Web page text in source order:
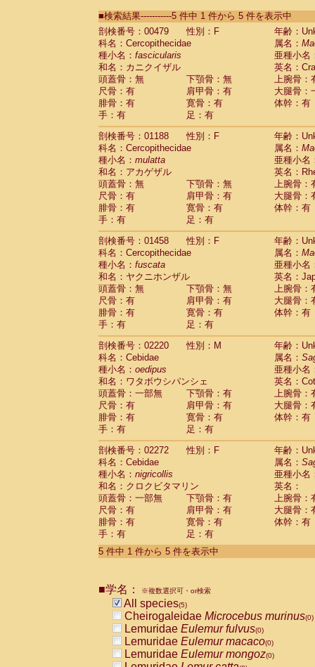
CebidaeSaguinus labiatus(0)
Cebidae Saguinus leucopus (0)
CebidaeSaguinus midas
CebidaeSaguinus mystax
CebidaeSaguinus nigricollis (1)
Cebidae Saguinus oedipus
Cebidae Saguinus weddelli
Cebidae Saguinusspp.
Cebidae Aotus trivirgatus
Cebidae Cebus albifrons
CebidaeCebus apella
Cebidae
CebidaeCebus nigrivittatus
Cebidae Cebusspp.(0)
Cebidae Saimiri boliviensis
Cebidae Saimiri sciureus
Atelidae Alouatta caraya
AtelidaeAlouatta fusca
AtelidaeAlouatta seniculus
AtelidaeAlouatta
Atelidae Ateles belzebuth
Atelidae Ateles geoffroyi
Atelidae Ateles paniscus
Atelidae Atelesspp.
Atelidae Lagothrix lagothricha
AtelidaeLagothrix lagothricha cana(0)
Pitheciidae
Cacajao calvus
Pitheciidae
Callicebus cupreus(0)
Pitheciidae Callicebus donacophilus(0)
PitheciidaeCallicebus moloch(0)
Pitheciidae Callicebus torquatus(0)
Pitheciidae Callicebus
Pitheciidae Chiropotes satanas
Pitheciidae Pithecia monachus
Pitheciidae Pithecia pithecia (0)
Cercopithecidae Cercocebus agilis (0)
Cercopithecidae
Cercocebus
Cercopithecidae
Cercocebus
CercopithecidaeCercocebus
CercopithecidaeCercocebus
CercopithecidaeCercocebus hybrid(0)
CercopithecidaeCercocebus
CercopithecidaeLophocebus
CercopithecidaePapio hamadryas
Cercopithecidae
CercopithecidaePapiospp. (0)
CercopithecidaeMandrillus
CercopithecidaeMandrillus sphinx
CercopithecidaeTheropithecus
CercopithecidaeMacaca arctoides
■検索結果-----------5 件中 1 件から 5 件を表示中
剖検番号：00479
性別：F
年齢：
科名：Cercopithecidae
属名：
種小名： fascicularis
亜種小名
和名：カニクイザル
英名：
頭蓋骨：無
下顎骨：無
上腕骨：
尺骨：有
肩甲骨：有
大腿骨：
腓骨：有
寛骨：有
体幹：有
手：有
足：有
剖検番号：01188
性別：F
年齢：
科名：Cercopithecidae
属名：
種小名： mulatta
亜種小名
和名：アカゲザル
英名：
頭蓋骨：無
下顎骨：無
上腕骨：
尺骨：有
肩甲骨：有
大腿骨：
腓骨：有
寛骨：有
体幹：有
手：有
足：有
剖検番号：01458
性別：F
年齢：
科名：Cercopithecidae
属名：
種小名： fuscata
亜種小名
和名：ヤクニホンザル
英名：
頭蓋骨：無
下顎骨：無
上腕骨：
尺骨：有
肩甲骨：有
大腿骨：
腓骨：有
寛骨：有
体幹：有
手：有
足：有
剖検番号：02220
性別：M
年齢：
科名：Cebidae
属名：
種小名： oedipus
亜種小名
和名：ワタボウシパンシェ
英名：
頭蓋骨：一部無
下顎骨：有
上腕骨：
尺骨：有
肩甲骨：有
大腿骨：
腓骨：有
寛骨：有
体幹：有
手：有
足：有
剖検番号：02272
性別：F
年齢：
科名：Cebidae
属名：
種小名： nigricollis
亜種小名
和名：クロクビタマリン
英名：
頭蓋骨：一部無
下顎骨：有
上腕骨：
尺骨：有
肩甲骨：有
大腿骨：
腓骨：有
寛骨：有
体幹：有
手：有
足：有
5 件中 1 件から 5 件を表示中
■学名： ※複数選択可・or検索
All species(5)
Cheirogaleidae Microcebus murinus(0)
Lemuridae Eulemur fulvus(0)
Lemuridae Eulemur macaco(0)
Lemuridae Eulemur mongoz(0)